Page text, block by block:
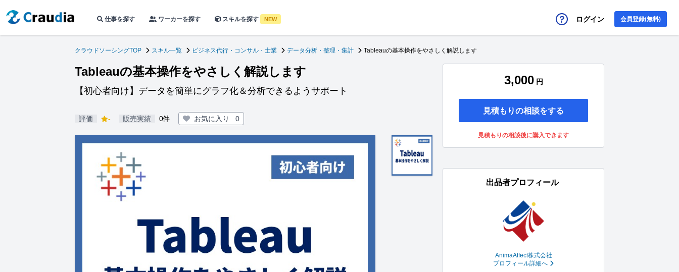
仕事を探す ワーカーを探す スキルを探す NEW ログイン 会員登録(無料)
クラウドソーシングTOP スキル一覧 ビジネス代行・コンサル・士業 データ分析・整理・集計 Tableauの基本操作をやさしく解説します
Tableauの基本操作をやさしく解説します
【初心者向け】データを簡単にグラフ化＆分析できるようサポート
評価 - 販売実績 0件 お気に入り 0
3,000 円
見積もりの相談をする
見積もりの相談後に購入できます
出品者プロフィール
AnimaAffect株式会社
プロフィール詳細へ